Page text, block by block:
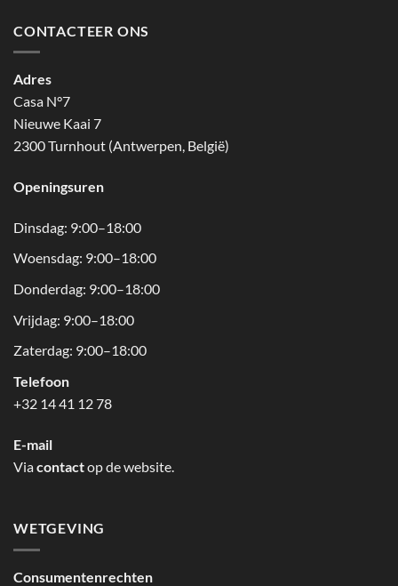
CONTACTEER ONS
Adres
Casa N°7
Nieuwe Kaai 7
2300 Turnhout (Antwerpen, België)
Openingsuren
Dinsdag: 9:00–18:00
Woensdag: 9:00–18:00
Donderdag: 9:00–18:00
Vrijdag: 9:00–18:00
Zaterdag: 9:00–18:00
Telefoon
+32 14 41 12 78
E-mail
Viacontactop de website.
WETGEVING
Consumentenrechten